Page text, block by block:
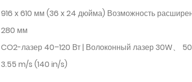
916 x 610 мм (36 x 24 дюйма) Возможность
280 мм
CO2-лазер 40–120 Вт | Волоконный лазер 30W、
3.55 m/s (140 in/s)